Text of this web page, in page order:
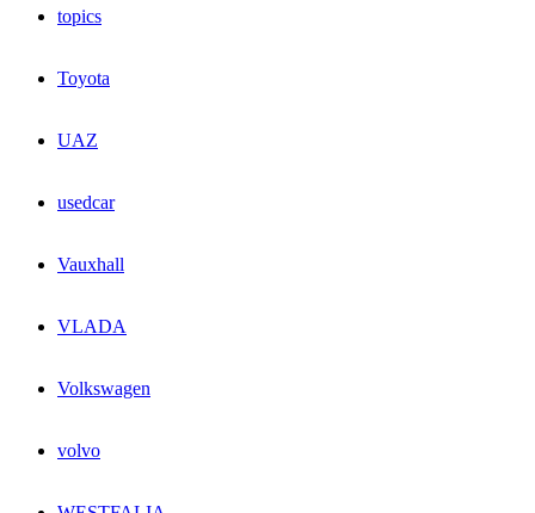
topics
Toyota
UAZ
usedcar
Vauxhall
VLADA
Volkswagen
volvo